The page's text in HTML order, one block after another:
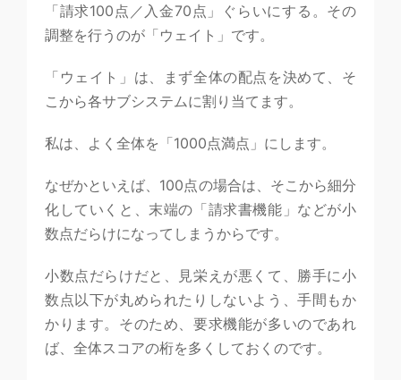
「請求100点／入金70点」ぐらいにする。その
調整を行うのが「ウェイト」です。
「ウェイト」は、まず全体の配点を決めて、そ
こから各サブシステムに割り当てます。
私は、よく全体を「1000点満点」にします。
なぜかといえば、100点の場合は、そこから細分
化していくと、末端の「請求書機能」などが小
数点だらけになってしまうからです。
小数点だらけだと、見栄えが悪くて、勝手に小
数点以下が丸められたりしないよう、手間もか
かります。そのため、要求機能が多いのであれ
ば、全体スコアの桁を多くしておくのです。